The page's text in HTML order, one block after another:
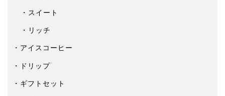
スイート
リッチ
アイスコーヒー
ドリップ
ギフトセット